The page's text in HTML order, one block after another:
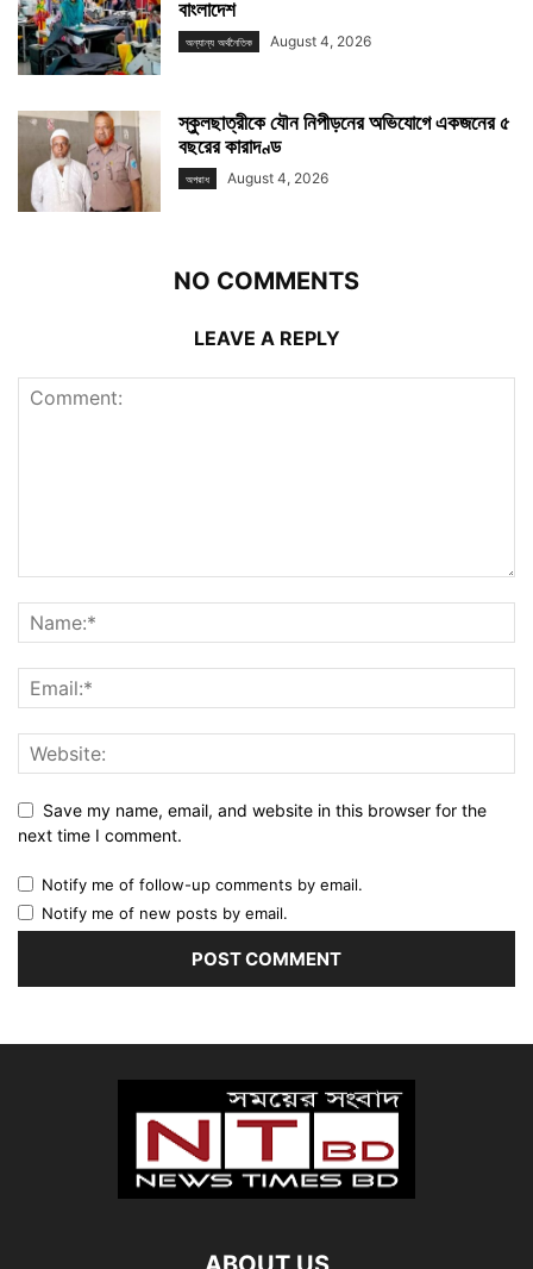
বাংলাদেশ
অন্যান্য অর্থনৈতিক August 4, 2026
স্কুলছাত্রীকে যৌন নিপীড়নের অভিযোগে একজনের ৫
বছরের কারাদণ্ড
অপরাধ August 4, 2026
NO COMMENTS
LEAVE A REPLY
Save my name, email, and website in this browser for the
next time I comment.
Notify me of follow-up comments by email.
Notify me of new posts by email.